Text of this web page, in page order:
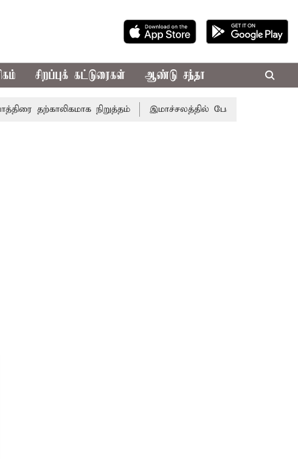
சிறப்புக் கட்டுரைகள் ஆண்டு சந்தா
தற்காலிகமாக நிறுத்தம் இமாச்சலத்தில் பேருந்து விபத்து; 7